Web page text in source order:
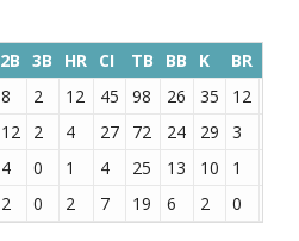
2B 3B HR CI TB BB K BR
8 2 12 45 98 26 35 12
12 2 4 27 72 24 29 3
4 0 1 4 25 13 10 1
2 0 2 7 19 6 2 0